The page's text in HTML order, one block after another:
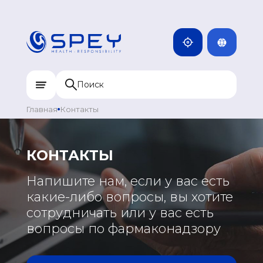
МОНГОЛИЯ
ДОМИНИКАН
ТАДЖИКИСТАН
МОНГОЛИЯ
MNG
Главная Контакты
КОНТАКТЫ
Напишите нам, если у вас есть
какие-либо вопросы, вы хотите
сотрудничать или у вас есть
вопросы по фармаконадзору
ЕВРОПА
ГРЕЦИЯ
ПОРТУГАЛИЯ
РОССИЯ